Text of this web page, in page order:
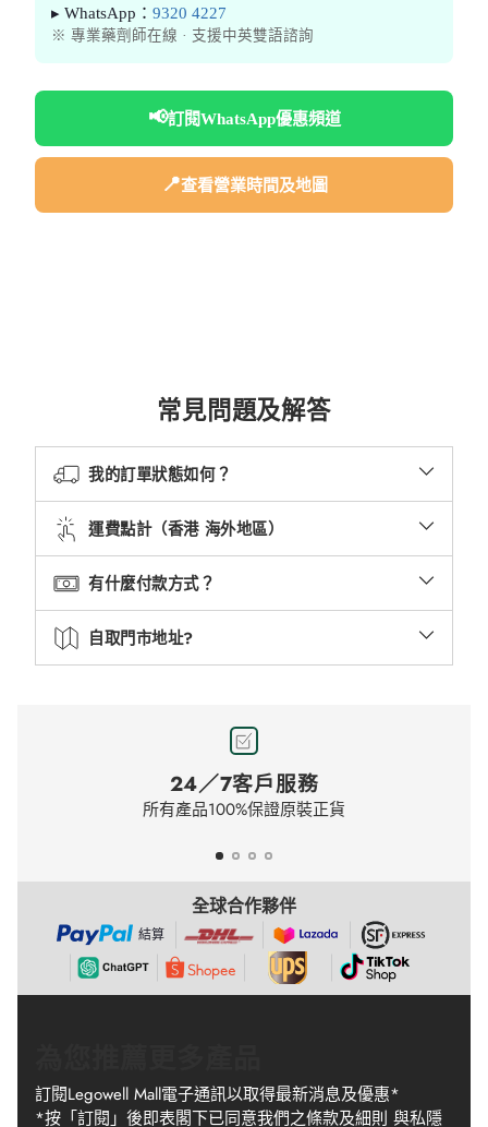
▸ WhatsApp： 9320 4227
※ 專業藥劑師在線 · 支援中英雙語諮詢
📢訂閱WhatsApp優惠頻道
📍查看營業時間及地圖
常見問題及解答
我的訂單狀態如何？
運費點計（香港 海外地區）
有什麼付款方式？
自取門市地址?
24／7客戶服務
所有產品100%保證原裝正貨
全球合作夥伴
結算
訂閱Legowell Mall電子通訊以取得最新消息及優惠*
*按「訂閱」後即表閣下已同意我們之條款及細則 與私隱